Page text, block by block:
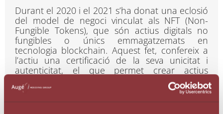
Durant el 2020 i el 2021 s’ha donat una eclosió
del model de negoci vinculat als NFT (Non-
Fungible Tokens), que són actius digitals no
fungibles o únics emmagatzemats en
tecnologia blockchain. Aquest fet, confereix a
l’actiu una certificació de la seva unicitat i
autenticitat, el que permet crear actius
irrepetibles que, en funció del seu valor
intangible poden arribar a fluctuar en el
mercat de la mateixa manera que ho poden